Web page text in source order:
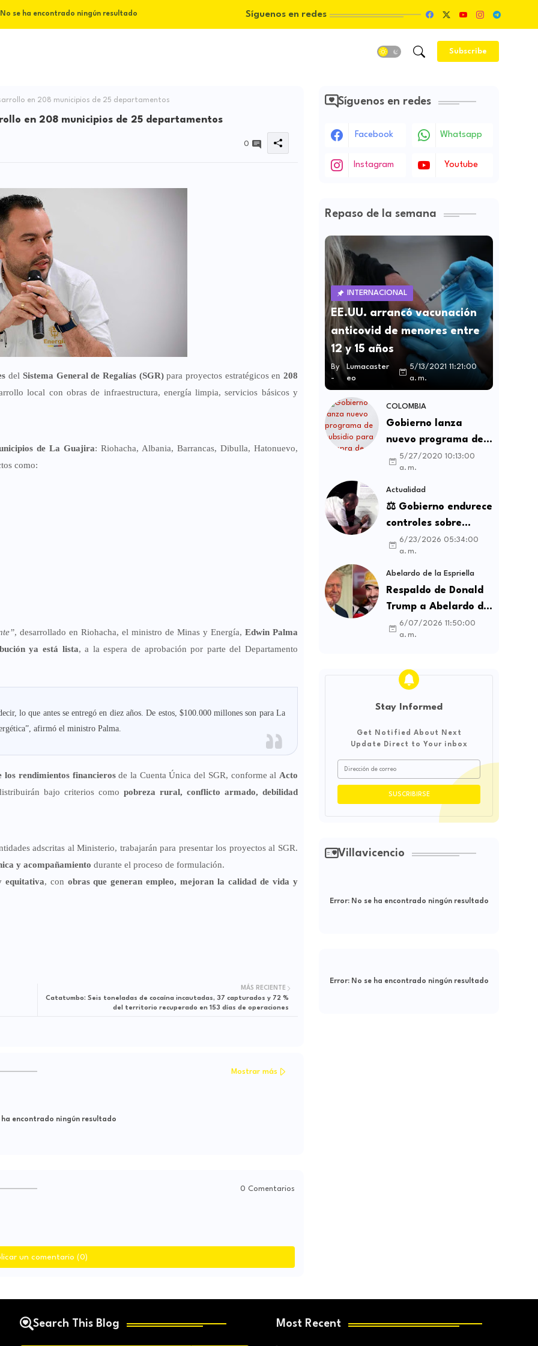
se ha encontrado ningún resultado Síguenos en redes
Subscribe
en 208 municipios de 25 departamentos
en 208 municipios de 25 departamentos
0
del Sistema General de Regalías (SGR)para proyectos estratégicos en208
local con obras de infraestructura, energía limpia, servicios básicos y
de La Guajira: Riohacha, Albania, Barrancas, Dibulla, Hatonuevo,
como:
, desarrollado en Riohacha, el ministro de Minas y Energía, Edwin Palma
ya está lista, a la espera de aprobación por parte del Departamento
lo que antes se entregó en diez años. De estos, $100.000 millones son para La
afirmó el ministro Palma.
los rendimientos financierosde la Cuenta Única del SGR, conforme al Acto
bajo criterios como pobreza rural, conflicto armado, debilidad
adscritas al Ministerio, trabajarán para presentar los proyectos al SGR.
y acompañamiento durante el proceso de formulación.
equitativa, con obras que generan empleo, mejoran la calidad de vida y
MÁS RECIENTE
Catatumbo: Seis toneladas de cocaína incautadas, 37 capturados y 72 %
del territorio recuperado en 153 días de operaciones
Mostrar más
encontrado ningún resultado
0 Comentarios
un comentario (0)
Síguenos en redes
Facebook Whatsapp
Instagram Youtube
Repaso de la semana
INTERNACIONAL
EE.UU. arrancó vacunación
anticovid de menores entre
12 y 15 años
By
-
Lumacaster
eo
5/13/2021 11:21:00
a. m.
COLOMBIA
Gobierno lanza
nuevo programa de
subsidio para compra
de vivienda VIS y no
VIS
5/27/2020 10:13:00
a. m.
Actualidad
⚖️ Gobierno endurece
controles sobre
contratos sindicales
y busca frenar la
intermediación
laboral ilegal
6/23/2026 05:34:00
a. m.
Abelardo de la Espriella
Respaldo de Donald
Trump a Abelardo de
la Espriella genera
debate sobre
influencia
internacional
6/07/2026 11:50:00
a. m.
Stay Informed
Get Notified About Next
Update Direct to Your inbox
Villavicencio
Error:No se ha encontrado ningún resultado
Error:No se ha encontrado ningún resultado
Search This Blog Most Recent